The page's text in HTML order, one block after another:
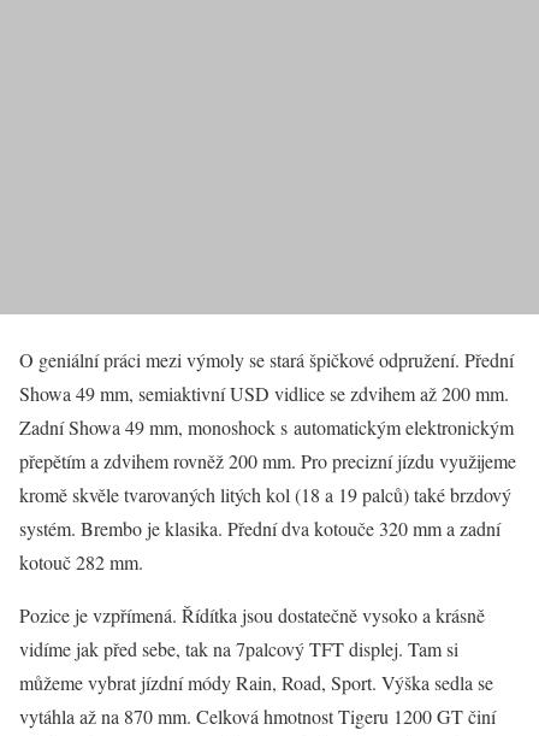
O geniální práci mezi výmoly se stará špičkové odpružení. Přední
Showa 49 mm, semiaktivní USD vidlice se zdvihem až 200 mm.
Zadní Showa 49 mm, monoshock s automatickým elektronickým
přepětím a zdvihem rovněž 200 mm. Pro precizní jízdu využijeme
kromě skvěle tvarovaných litých kol (18 a 19 palců) také brzdový
systém. Brembo je klasika. Přední dva kotouče 320 mm a zadní
kotouč 282 mm.
Pozice je vzpřímená. Řídítka jsou dostatečně vysoko a krásně
vidíme jak před sebe, tak na 7palcový TFT displej. Tam si
můžeme vybrat jízdní módy Rain, Road, Sport. Výška sedla se
vytáhla až na 870 mm. Celková hmotnost Tigeru 1200 GT činí